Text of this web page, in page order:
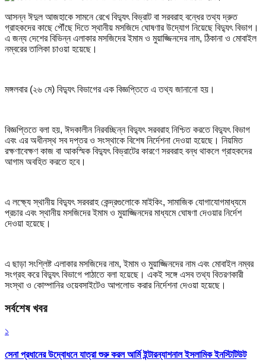
আসন্ন ঈদুল আজহাকে সামনে রেখে বিদ্যুৎ বিভ্রাট বা সরবরাহ বন্ধের তথ্য দ্রুত
গ্রাহকদের কাছে পৌঁছে দিতে স্থানীয় মসজিদে ঘোষণার উদ্যোগ নিয়েছে বিদ্যুৎ বিভাগ।
এ জন্য দেশের বিভিন্ন এলাকার মসজিদের ইমাম ও মুয়াজ্জিনদের নাম, ঠিকানা ও মোবাইল
নম্বরের তালিকা চাওয়া হয়েছে।
মঙ্গলবার (২৬ মে) বিদ্যুৎ বিভাগের এক বিজ্ঞপ্তিতে এ তথ্য জানানো হয়।
বিজ্ঞপ্তিতে বলা হয়, ঈদকালীন নিরবচ্ছিন্ন বিদ্যুৎ সরবরাহ নিশ্চিত করতে বিদ্যুৎ বিভাগ
এবং এর অধীনস্থ সব দপ্তর ও সংস্থাকে বিশেষ নির্দেশনা দেওয়া হয়েছে। নিয়মিত
রক্ষণাবেক্ষণ কাজ বা আকস্মিক বিদ্যুৎ বিভ্রাটের কারণে সরবরাহ বন্ধ থাকলে গ্রাহকদের
আগাম অবহিত করতে হবে।
এ লক্ষ্যে স্থানীয় বিদ্যুৎ সরবরাহ কেন্দ্রগুলোকে মাইকিং, সামাজিক যোগাযোগমাধ্যমে
প্রচার এবং স্থানীয় মসজিদের ইমাম ও মুয়াজ্জিনদের মাধ্যমে ঘোষণা দেওয়ার নির্দেশ
দেওয়া হয়েছে।
এ ছাড়া সংশ্লিষ্ট এলাকার মসজিদের নাম, ইমাম ও মুয়াজ্জিনদের নাম এবং মোবাইল নম্বর
সংগ্রহ করে বিদ্যুৎ বিভাগে পাঠাতে বলা হয়েছে। একই সঙ্গে এসব তথ্য বিতরণকারী
সংস্থা ও কোম্পানির ওয়েবসাইটেও আপলোড করার নির্দেশনা দেওয়া হয়েছে।
সর্বশেষ খবর
১
সেনা প্রধানের উদ্বোধনে যাত্রা শুরু করল আর্মি ইন্টারন্যাশনাল ইসলামিক ইনস্টিটিউট